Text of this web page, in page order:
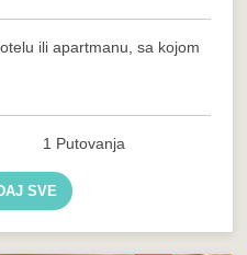
ili apartmanu, sa kojom
1 Putovanja
SVE